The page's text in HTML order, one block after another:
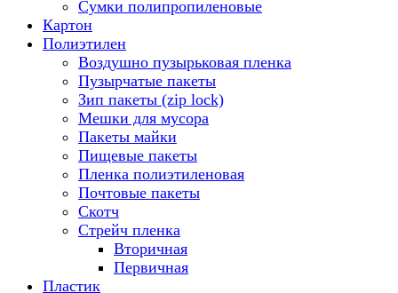
Сумки полипропиленовые
Картон
Полиэтилен
Воздушно пузырьковая пленка
Пузырчатые пакеты
Зип пакеты (zip lock)
Мешки для мусора
Пакеты майки
Пищевые пакеты
Пленка полиэтиленовая
Почтовые пакеты
Скотч
Стрейч пленка
Вторичная
Первичная
Пластик